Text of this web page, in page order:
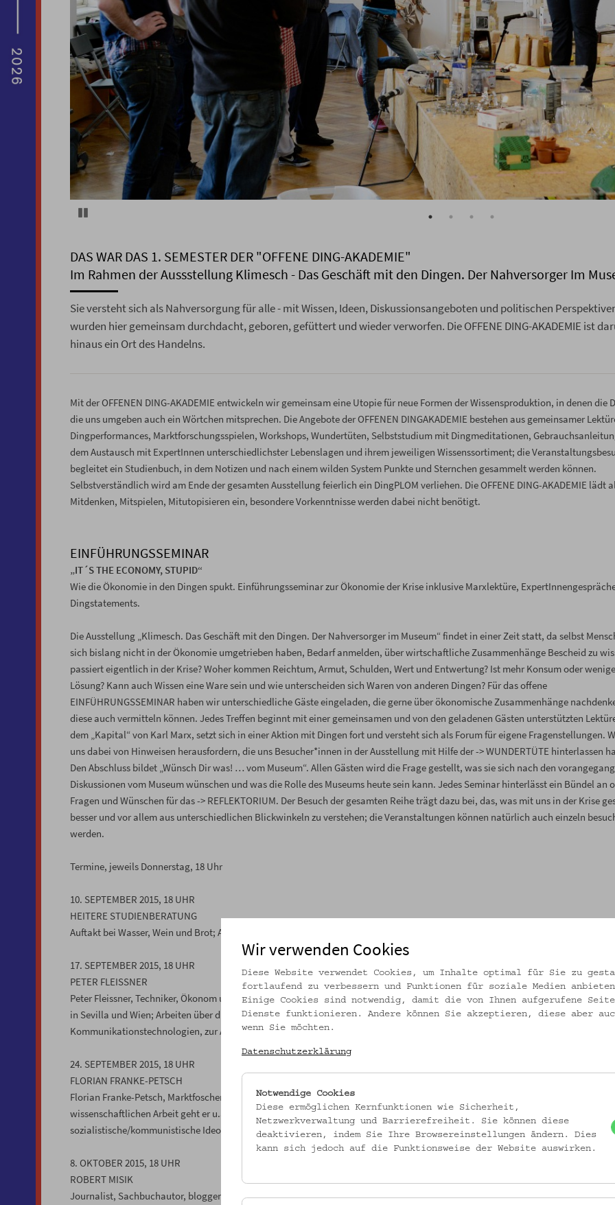
DAS WAR DAS 1. SEMESTER DER "OFFENE DING-AKADEMIE"
Im Rahmen der Aussstellung Klimesch - Das Geschäft mit den Dingen. Der Nahversorger Im
Sie versteht sich als Nahversorgung für alle - mit Wissen, Ideen, Diskussionsangeboten und politischen
wurden hier gemeinsam durchdacht, geboren, gefüttert und wieder verworfen. Die OFFENE DING-AKADEMIE ist
hinaus ein Ort des Handelns.
Mit der OFFENEN DING-AKADEMIE entwickeln wir gemeinsam eine Utopie für neue Formen der Wissensproduktion, in denen die
die uns umgeben auch ein Wörtchen mitsprechen. Die Angebote der OFFENEN DINGAKADEMIE bestehen aus gemeinsamer
Dingperformances, Marktforschungsspielen, Workshops, Wundertüten, Selbststudium mit Dingmeditationen,
dem Austausch mit ExpertInnen unterschiedlichster Lebenslagen und ihrem jeweiligen Wissenssortiment; die
begleitet ein Studienbuch, in dem Notizen und nach einem wilden System Punkte und Sternchen gesammelt werden können.
Selbstverständlich wird am Ende der gesamten Ausstellung feierlich ein DingPLOM verliehen. Die OFFENE DING-AKADEMIE lädt
Mitdenken, Mitspielen, Mitutopisieren ein, besondere Vorkenntnisse werden dabei nicht benötigt.
EINFÜHRUNGSSEMINAR
„IT´S THE ECONOMY, STUPID“
Wie die Ökonomie in den Dingen spukt. Einführungsseminar zur Ökonomie der Krise inklusive Marxlektüre,
Dingstatements.
Die Ausstellung „Klimesch. Das Geschäft mit den Dingen. Der Nahversorger im Museum“ findet in einer Zeit statt, da selbst
sich bislang nicht in der Ökonomie umgetrieben haben, Bedarf anmelden, über wirtschaftliche Zusammenhänge Bescheid zu
passiert eigentlich in der Krise? Woher kommen Reichtum, Armut, Schulden, Wert und Entwertung? Ist mehr Konsum oder
Lösung? Kann auch Wissen eine Ware sein und wie unterscheiden sich Waren von anderen Dingen? Für das offene
EINFÜHRUNGSSEMINAR haben wir unterschiedliche Gäste eingeladen, die gerne über ökonomische Zusammenhänge
diese auch vermitteln können. Jedes Treffen beginnt mit einer gemeinsamen und von den geladenen Gästen unterstützten
dem „Kapital“ von Karl Marx, setzt sich in einer Aktion mit Dingen fort und versteht sich als Forum für eigene Fragenstellungen.
uns dabei von Hinweisen herausfordern, die uns Besucher*innen in der Ausstellung mit Hilfe der -> WUNDERTÜTE hinterlassen
Den Abschluss bildet „Wünsch Dir was! … vom Museum“. Allen Gästen wird die Frage gestellt, was sie sich nach den
Diskussionen vom Museum wünschen und was die Rolle des Museums heute sein kann. Jedes Seminar hinterlässt ein Bündel an
Fragen und Wünschen für das -> REFLEKTORIUM. Der Besuch der gesamten Reihe trägt dazu bei, das, was mit uns in der Krise
besser und vor allem aus unterschiedlichen Blickwinkeln zu verstehen; die Veranstaltungen können natürlich auch einzeln
werden.
Termine, jeweils Donnerstag, 18 Uhr
10. SEPTEMBER 2015, 18 UHR
HEITERE STUDIENBERATUNG
Auftakt bei Wasser, Wein und Brot; Ausgabe der Studienbücher.
17. SEPTEMBER 2015, 18 UHR
PETER FLEISSNER
Peter Fleissner, Techniker, Ökonom und Mathematiker; vorm. Prof. für Sozialkybernetik an der TU-Wien; Beamter der
in Sevilla und Wien; Arbeiten über die Folgen technischer Innovationen, u. a. von Robotern, Informations- und
Kommunikationstechnologien, zur Arbeitswerttheorie und zu gesellschaftlichen Alternativen.
24. SEPTEMBER 2015, 18 UHR
FLORIAN FRANKE-PETSCH
Florian Franke-Petsch, Marktfoscher und Philosoph, Autor; internationale Studien zu Lebenswelten, Marken und Produkten. In
wissenschaftlichen Arbeit geht er u.a. der Frage nach, welche Veränderungen die marxistische Theorie durch ihre Transformation
sozialistische/kommunistische Ideologie und Parteinherrschaft erfuhr.
8. OKTOBER 2015, 18 UHR
ROBERT MISIK
Journalist, Sachbuchautor, bloggender Beobachter (FS Misik) der Krise und dabei kurzweiliger Vermittler von „all dem
Wir verwenden Cookies
Diese Website verwendet Cookies, um Inhalte optimal für Sie zu
fortlaufend zu verbessern und Funktionen für soziale Medien anbieten
Einige Cookies sind notwendig, damit die von Ihnen aufgerufene
Dienste funktionieren. Andere können Sie akzeptieren, diese aber
wenn Sie möchten.
Datenschutzerklärung
Notwendige Cookies
Diese ermöglichen Kernfunktionen wie Sicherheit,
Netzwerkverwaltung und Barrierefreiheit. Sie können diese
deaktivieren, indem Sie Ihre Browsereinstellungen ändern. Dies
kann sich jedoch auf die Funktionsweise der Website auswirken.